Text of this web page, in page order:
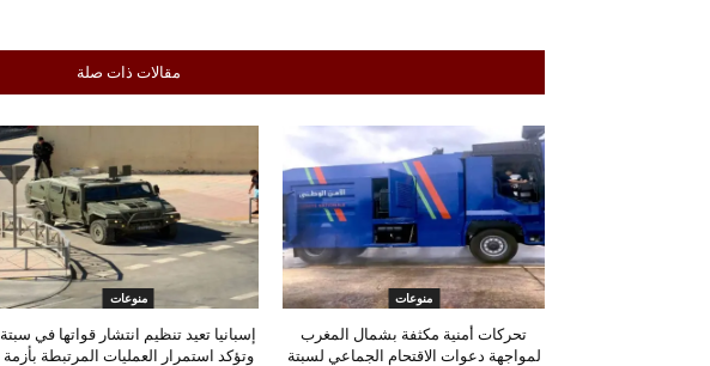
مقالات ذات صلة
منوعات
تحركات أمنية مكثفة بشمال المغرب
لمواجهة دعوات الاقتحام الجماعي لسبتة
منوعات
إسبانيا تعيد تنظيم انتشار قواتها في سبتة
وتؤكد استمرار العمليات المرتبطة بأزمة